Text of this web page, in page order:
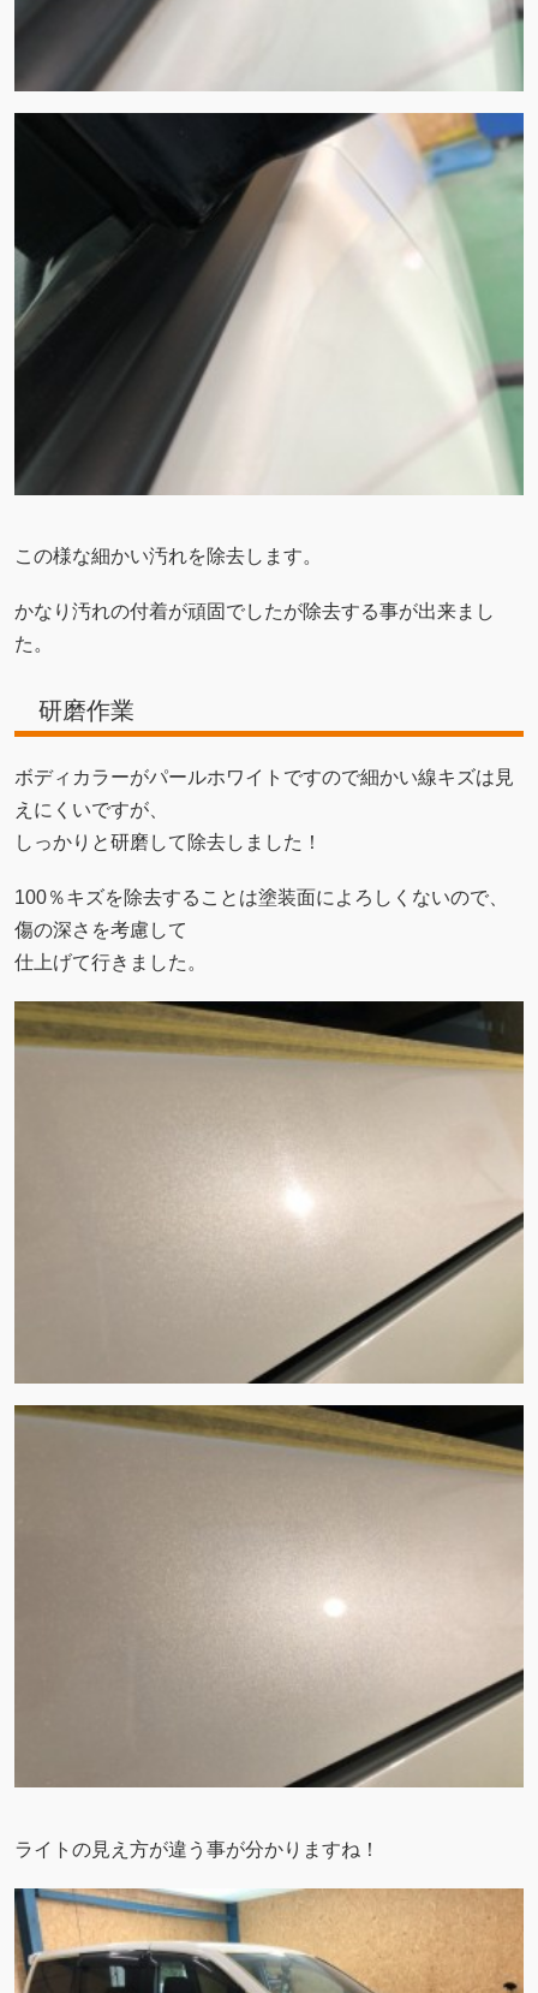
この様な細かい汚れを除去します。
かなり汚れの付着が頑固でしたが除去する事が出来まし
た。
研磨作業
ボディカラーがパールホワイトですので細かい線キズは見
えにくいですが、
しっかりと研磨して除去しました！
100％キズを除去することは塗装面によろしくないので、
傷の深さを考慮して
仕上げて行きました。
ライトの見え方が違う事が分かりますね！